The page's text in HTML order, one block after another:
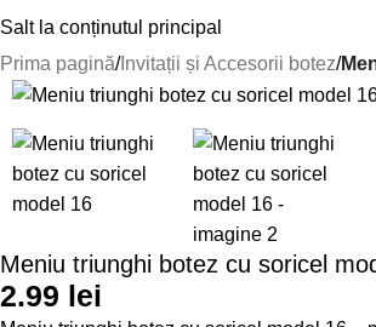
Salt la conținutul principal
Prima pagină Invitații și Accesorii botez
Meniu triunghi botez cu soricel
2.99 lei